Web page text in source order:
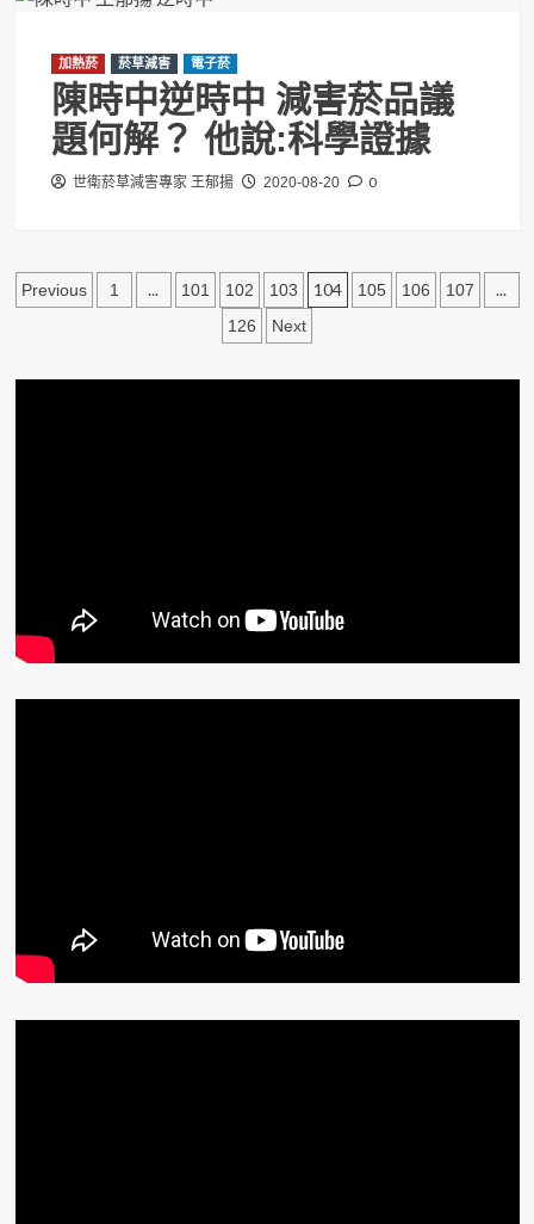
加熱菸 菸草減害 電子菸
陳時中逆時中 減害菸品議
題何解？ 他說:科學證據
世衛菸草減害專家 王郁揚 2020-08-20 0
文
Previous 1 ... 101 102 103 104 105 106 107 ...
126 Next